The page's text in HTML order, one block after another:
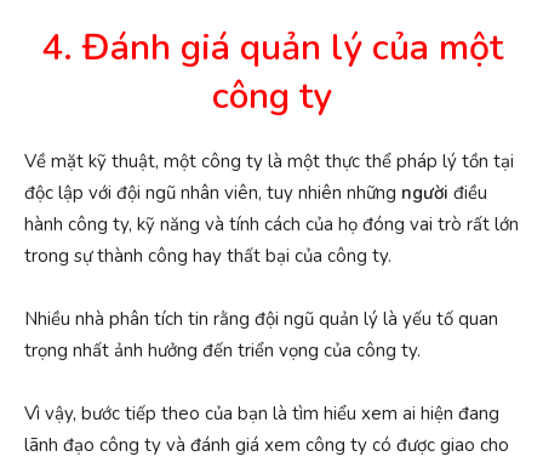
4. Đánh giá quản lý của một
công ty
Về mặt kỹ thuật, một công ty là một thực thể pháp lý tồn tại
độc lập với đội ngũ nhân viên, tuy nhiên những người điều
hành công ty, kỹ năng và tính cách của họ đóng vai trò rất lớn
trong sự thành công hay thất bại của công ty.
Nhiều nhà phân tích tin rằng đội ngũ quản lý là yếu tố quan
trọng nhất ảnh hưởng đến triển vọng của công ty.
Vì vậy, bước tiếp theo của bạn là tìm hiểu xem ai hiện đang
lãnh đạo công ty và đánh giá xem công ty có được giao cho